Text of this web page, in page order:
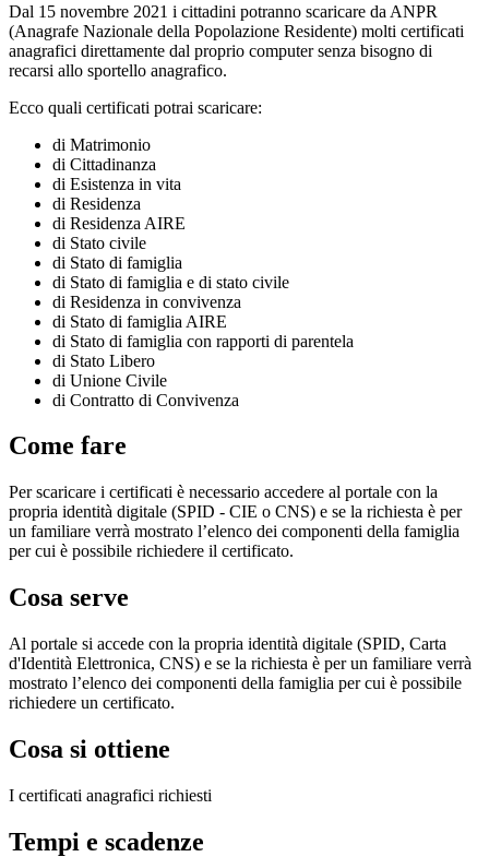
Dal 15 novembre 2021 i cittadini potranno scaricare da ANPR
(Anagrafe Nazionale della Popolazione Residente) molti certificati
anagrafici direttamente dal proprio computer senza bisogno di
recarsi allo sportello anagrafico.
Ecco quali certificati potrai scaricare:
di Matrimonio
di Cittadinanza
di Esistenza in vita
di Residenza
di Residenza AIRE
di Stato civile
di Stato di famiglia
di Stato di famiglia e di stato civile
di Residenza in convivenza
di Stato di famiglia AIRE
di Stato di famiglia con rapporti di parentela
di Stato Libero
di Unione Civile
di Contratto di Convivenza
Come fare
Per scaricare i certificati è necessario accedere al portale con la
propria identità digitale (SPID - CIE o CNS) e se la richiesta è per
un familiare verrà mostrato l’elenco dei componenti della famiglia
per cui è possibile richiedere il certificato.
Cosa serve
Al portale si accede con la propria identità digitale (SPID, Carta
d'Identità Elettronica, CNS) e se la richiesta è per un familiare verrà
mostrato l’elenco dei componenti della famiglia per cui è possibile
richiedere un certificato.
Cosa si ottiene
I certificati anagrafici richiesti
Tempi e scadenze